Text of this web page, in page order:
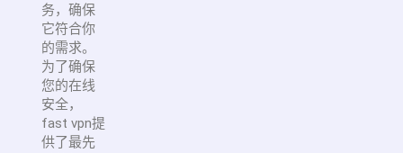
务，确保
它符合你
的需求。
为了确保
您的在线
安全，
fast vpn提
供了最先